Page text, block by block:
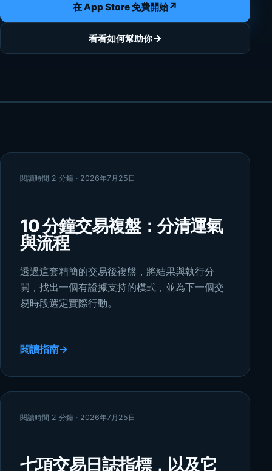
在 App Store 免費開始↗
看看如何幫助你→
閱讀時間 2 分鐘 · 2026年7月25日
10 分鐘交易複盤：分清運氣
與流程
透過這套精簡的交易後複盤，將結果與執行分
開，找出一個有證據支持的模式，並為下一個交
易時段選定實際行動。
閱讀指南→
閱讀時間 2 分鐘 · 2026年7月25日
七項交易日誌指標，以及它